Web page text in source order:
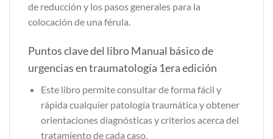
de reducción y los pasos generales para la
colocación de una férula.
Puntos clave del libro Manual básico de
urgencias en traumatología 1era edición
Este libro permite consultar de forma fácil y
rápida cualquier patología traumática y obtener
orientaciones diagnósticas y criterios acerca del
tratamiento de cada caso.